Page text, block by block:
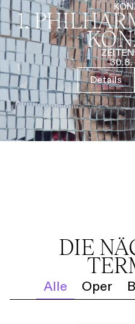
1.
30.8.
Details
DIE
Alle Oper